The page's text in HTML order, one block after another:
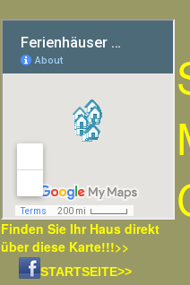
Finden Sie Ihr Haus direkt
über diese Karte!!!>>
STARTSEITE>>